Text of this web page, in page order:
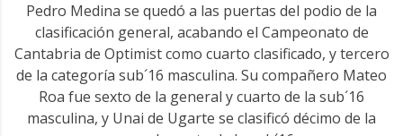
Pedro Medina se quedó a las puertas del podio de la
clasificación general, acabando el Campeonato de
Cantabria de Optimist como cuarto clasificado, y tercero
de la categoría sub´16 masculina. Su compañero Mateo
Roa fue sexto de la general y cuarto de la sub´16
masculina, y Unai de Ugarte se clasificó décimo de la